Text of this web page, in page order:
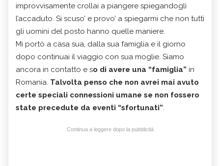
improvvisamente crollai a piangere spiegandogli
l’accaduto. Si scuso’ e provo’ a spiegarmi che non tutti
gli uomini del posto hanno quelle maniere.
Mi portò a casa sua, dalla sua famiglia e il giorno
dopo continuai il viaggio con sua moglie. Siamo
ancora in contatto e so di avere una “famiglia” in
Romania. Talvolta penso che non avrei mai avuto
certe speciali connessioni umane se non fossero
state precedute da eventi “sfortunati”.
Continua a leggere dopo la pubblicità